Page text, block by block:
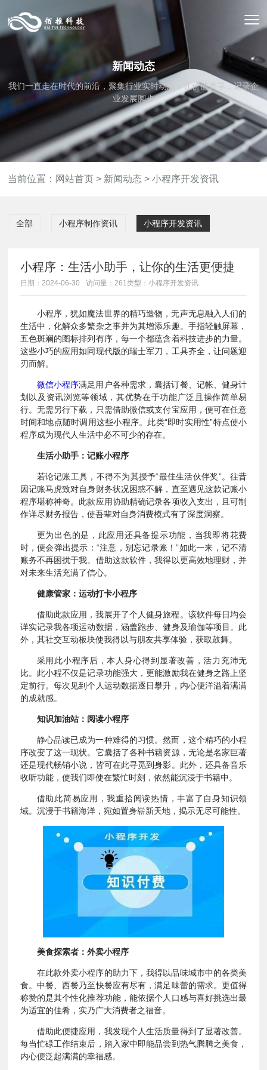
新闻动态
我们一直走在时代的前沿，聚集行业实时动态，让价值共享，记录企
业发展脚步
当前位置： 网站首页 > 新闻动态 >小程序开发资讯
全部 小程序制作资讯 小程序开发资讯
小程序：生活小助手，让你的生活更便捷
日期：2024-06-30 访问量：261类型：小程序开发资讯
小程序，犹如魔法世界的精巧造物，无声无息融入人们的
生活中，化解众多繁杂之事并为其增添乐趣。手指轻触屏幕，
五色斑斓的图标排列有序，每一个都蕴含着科技进步的力量。
这些小巧的应用如同现代版的瑞士军刀，工具齐全，让问题迎
刃而解。
微信小程序满足用户各种需求，囊括订餐、记帐、健身计
划以及资讯浏览等领域，其优势在于功能广泛且操作简单易
行。无需另行下载，只需借助微信或支付宝应用，便可在任意
时间和地点随时调用这些小程序。此类“即时实用性”特点使小
程序成为现代人生活中必不可少的存在。
生活小助手：记账小程序
若论记账工具，不得不为其授予“最佳生活伙伴奖”。往昔
因记账马虎致对自身财务状况困惑不解，直至遇见这款记账小
程序堪称神奇。此款应用协助精确记录各项收入支出，且可制
作详尽财务报告，使吾辈对自身消费模式有了深度洞察。
更为出色的是，此应用还具备提示功能，当我即将花费
时，便会弹出提示：“注意，别忘记录账！”如此一来，记不清
账务不再困扰于我。借助这款软件，我得以更高效地理财，并
对未来生活充满了信心。
健康管家：运动打卡小程序
借助此款应用，我展开了个人健身旅程。该软件每日均会
详实记录我各项运动数据，涵盖跑步、健身及瑜伽等项目。此
外，其社交互动板块使我得以与朋友共享体验，获取鼓舞。
采用此小程序后，本人身心得到显著改善，活力充沛无
比。此小程不仅是记录功能强大，更能激励我在健身之路上坚
定前行。每次见到个人运动数据逐日攀升，内心便洋溢着满满
的成就感。
知识加油站：阅读小程序
静心品读已成为一种难得的习惯。然而，这个精巧的小程
序改变了这一现状。它囊括了各种书籍资源，无论是名家巨著
还是现代畅销小说，皆可在此寻觅到身影。此外，还具备音乐
收听功能，使我们即使在繁忙时刻，依然能沉浸于书籍中。
借助此简易应用，我重拾阅读热情，丰富了自身知识领
域。沉浸于书籍海洋，宛如置身崭新天地，揭示无尽可能性。
美食探索者：外卖小程序
在此款外卖小程序的助力下，我得以品味城市中的各类美
食。中餐、西餐乃至快餐应有尽有，满足味蕾的需求。更值得
称赞的是其个性化推荐功能，能依据个人口感与喜好挑选出最
为适宜的佳肴，实乃广大消费者之福音。
借助此便捷应用，我发现个人生活质量得到了显著改善。
每当忙碌工作结束后，踏入家中即能品尝到热气腾腾之美食，
内心便泛起满满的幸福感。